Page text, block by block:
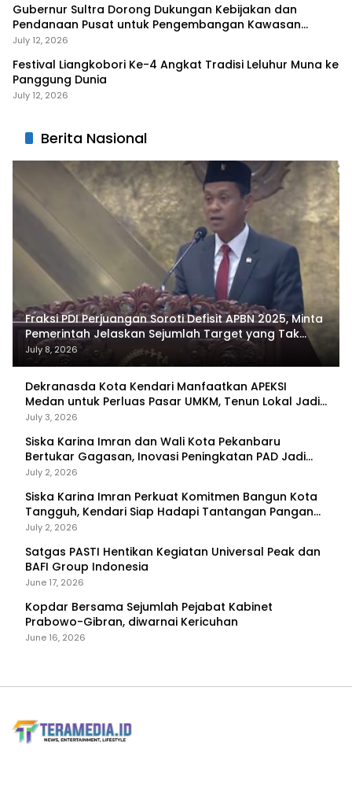
Gubernur Sultra Dorong Dukungan Kebijakan dan
Pendanaan Pusat untuk Pengembangan Kawasan
Liangkobhori
July 12, 2026
Festival Liangkobori Ke-4 Angkat Tradisi Leluhur Muna ke
Panggung Dunia
July 12, 2026
Berita Nasional
Fraksi PDI Perjuangan Soroti Defisit APBN 2025, Minta
Pemerintah Jelaskan Sejumlah Target yang Tak
Tercapai
July 8, 2026
Dekranasda Kota Kendari Manfaatkan APEKSI
Medan untuk Perluas Pasar UMKM, Tenun Lokal Jadi
Primadona
July 3, 2026
Siska Karina Imran dan Wali Kota Pekanbaru
Bertukar Gagasan, Inovasi Peningkatan PAD Jadi
Fokus Diskusi
July 2, 2026
Siska Karina Imran Perkuat Komitmen Bangun Kota
Tangguh, Kendari Siap Hadapi Tantangan Pangan
dan Bencana
July 2, 2026
Satgas PASTI Hentikan Kegiatan Universal Peak dan
BAFI Group Indonesia
June 17, 2026
Kopdar Bersama Sejumlah Pejabat Kabinet
Prabowo-Gibran, diwarnai Kericuhan
June 16, 2026